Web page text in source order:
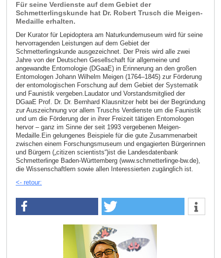
Für seine Verdienste auf dem Gebiet der
Schmetterlingskunde hat Dr. Robert Trusch die Meigen-
Medaille erhalten.
Der Kurator für Lepidoptera am Naturkundemuseum wird für seine
hervorragenden Leistungen auf dem Gebiet der
Schmetterlingskunde ausgezeichnet. Der Preis wird alle zwei
Jahre von der Deutschen Gesellschaft für allgemeine und
angewandte Entomologie (DGaaE) in Erinnerung an den großen
Entomologen Johann Wilhelm Meigen (1764–1845) zur Förderung
der entomologischen Forschung auf dem Gebiet der Systematik
und Faunistik vergeben.Laudator und Vorstandsmitglied der
DGaaE Prof. Dr. Dr. Bernhard Klausnitzer hebt bei der Begründung
zur Auszeichnung vor allem Truschs Verdienste um die Faunistik
und um die Förderung der in ihrer Freizeit tätigen Entomologen
hervor – ganz im Sinne der seit 1993 vergebenen Meigen-
Medaille.Ein gelungenes Beispiele für die gute Zusammenarbeit
zwischen einem Forschungsmuseum und engagierten Bürgerinnen
und Bürgern („citizen scientists“)ist die Landesdatenbank
Schmetterlinge Baden-Württemberg (www.schmetterlinge-bw.de),
die Wissenschaftlern sowie allen Interessierten zugänglich ist.
<- retour: